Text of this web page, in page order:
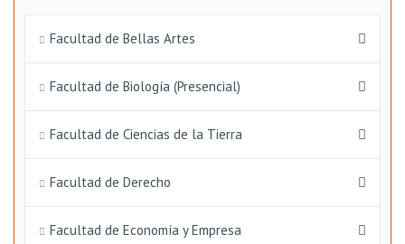
Facultad de Bellas Artes
Facultad de Biología (Presencial)
Facultad de Ciencias de la Tierra
Facultad de Derecho
Facultad de Economía y Empresa